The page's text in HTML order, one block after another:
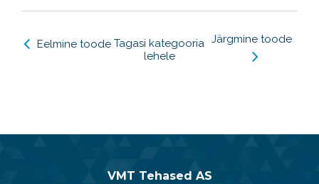
Eelmine toode Tagasi kategooria
lehele
Järgmine toode
VMT Tehased AS